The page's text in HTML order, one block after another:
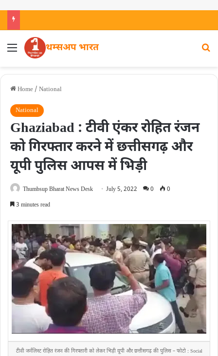
थम्सअप भारत
Home / National
National
Ghaziabad : टीवी एंकर रोहित रंजन
को गिरफ्तार करने में छत्तीसगढ़ और
यूपी पुलिस आपस में भिड़ी
Thumbsup Bharat News Desk July 5, 2022 0
0
3 minutes read
टीवी जर्नलिस्ट रोहित रंजन की गिरफ्तारी को लेकर भिड़ी यूपी और छत्तीसगढ़ की पुलिस – फोटो : Social